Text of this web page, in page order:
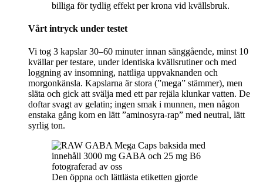
billiga för tydlig effekt per krona vid kvällsbruk.
Vårt intryck under testet
Vi tog 3 kapslar 30–60 minuter innan sänggående, minst 10
kvällar per testare, under identiska kvällsrutiner och med
loggning av insomning, nattliga uppvaknanden och
morgonkänsla. Kapslarna är stora (”mega” stämmer), men
släta och gick att svälja med ett par rejäla klunkar vatten. De
doftar svagt av gelatin; ingen smak i munnen, men någon
enstaka gång kom en lätt ”aminosyra-rap” med neutral, lätt
syrlig ton.
Den öppna och lättlästa etiketten gjorde